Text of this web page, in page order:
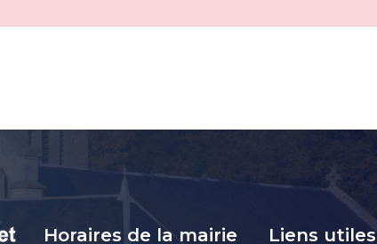
Horaires de la mairie Liens utiles